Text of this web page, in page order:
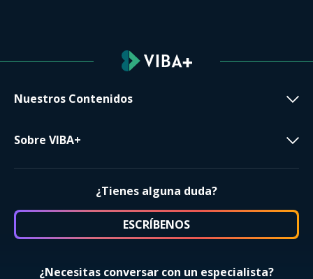
Nuestros Contenidos
Sobre VIBA+
¿Tienes alguna duda?
ESCRÍBENOS
¿Necesitas conversar con un especialista?